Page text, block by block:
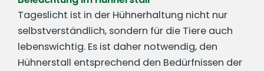
Tageslicht ist in der Hühnerhaltung nicht nur
selbstverständlich, sondern für die Tiere auch
lebenswichtig. Es ist daher notwendig, den
Hühnerstall entsprechend den Bedürfnissen der